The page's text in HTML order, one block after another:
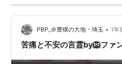
PBP_＠豊穣の大地・埼玉 • 1年
苦痛と不安の言霊by🦁ファ